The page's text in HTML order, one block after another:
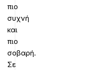
πιο
συχνή
και
πιο
σοβαρή.
Σε